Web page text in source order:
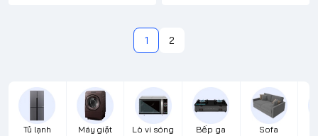
1 2
Tủ lạnh Máy giặt Lò vi sóng Bếp ga Sofa